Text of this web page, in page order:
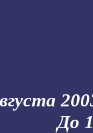
До